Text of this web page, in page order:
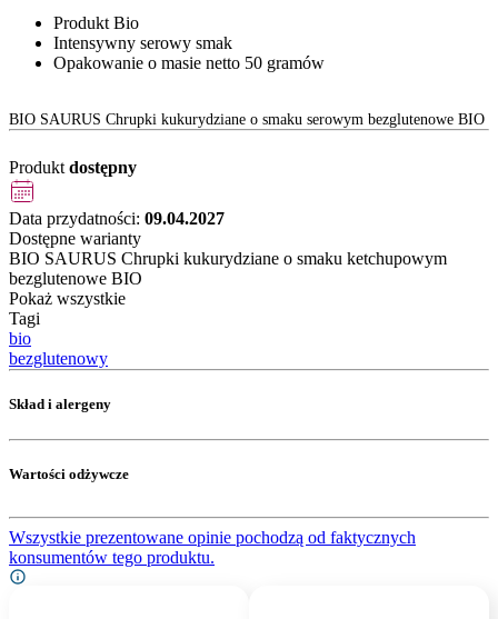
Produkt Bio
Intensywny serowy smak
Opakowanie o masie netto 50 gramów
BIO SAURUS Chrupki kukurydziane o smaku serowym bezglutenowe BIO
Produkt dostępny
Data przydatności: 09.04.2027
Dostępne warianty
BIO SAURUS Chrupki kukurydziane o smaku ketchupowym
bezglutenowe BIO
Pokaż wszystkie
Tagi
bio
bezglutenowy
Skład i alergeny
Wartości odżywcze
Wszystkie prezentowane opinie pochodzą od faktycznych
konsumentów tego produktu.